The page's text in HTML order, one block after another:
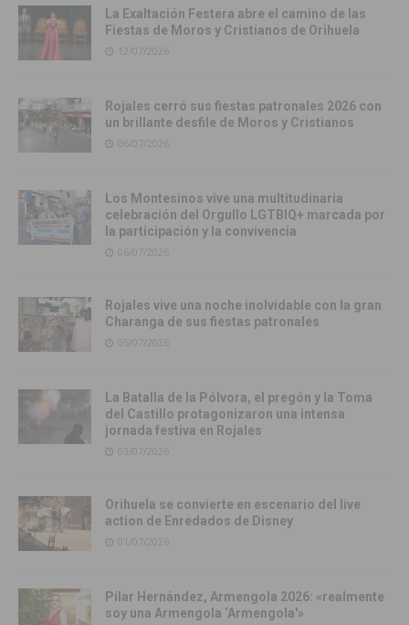
La Exaltación Festera abre el camino de las
Fiestas de Moros y Cristianos de Orihuela
12/07/2026
Rojales cerró sus fiestas patronales 2026 con
un brillante desfile de Moros y Cristianos
06/07/2026
Los Montesinos vive una multitudinaria
celebración del Orgullo LGTBIQ+ marcada por
la participación y la convivencia
06/07/2026
Rojales vive una noche inolvidable con la gran
Charanga de sus fiestas patronales
05/07/2026
La Batalla de la Pólvora, el pregón y la Toma
del Castillo protagonizaron una intensa
jornada festiva en Rojales
03/07/2026
Orihuela se convierte en escenario del live
action de Enredados de Disney
01/07/2026
Pilar Hernández, Armengola 2026: «realmente
soy una Armengola ‘Armengola'»